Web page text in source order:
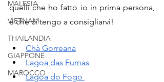
MALESIA
VIETNAM
THAILANDIA
GIAPPONE
MAROCCO
quelli che ho fatto io in prima persona,
e che ci tengo a consigliarvi!
Chà Gorreana
Lagoa das Furnas
Lagoa do Fogo